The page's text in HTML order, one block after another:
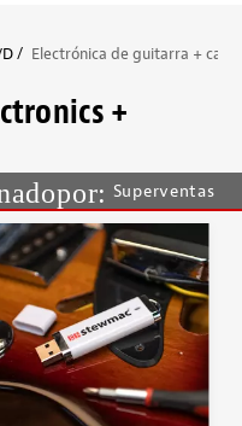
Electrónica de guitarra +
+
Superventas